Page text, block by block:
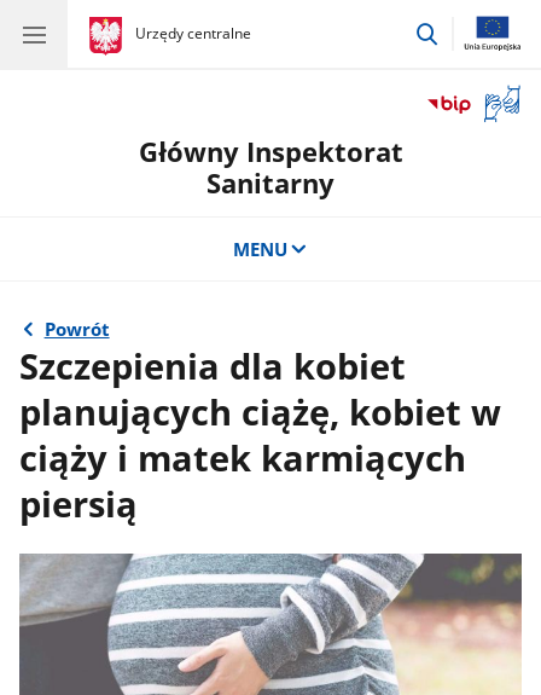
gov.pl
Urzędy centralne
gov.pl
Urzędy
przejdź
okno
Główny Inspektorat
Sanitarny
MENU
Powrót
Szczepienia dla kobiet
planujących ciążę, kobiet w
ciąży i matek karmiących
piersią